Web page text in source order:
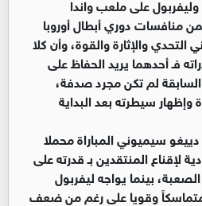
وليفربول على ملعب واندا
منافسات دوري أبطال أوروبا
والإثارة والقوة، وأن كلا
فـ أحدهما يريد الحفاظ على
السابقة لم تكن مجرد صدفة،
سيطرته بعد البداية
سيميوني المباراة محملا
لإقناع المنتقدين بـ قدرته على
بينما يواجه ليفربول
متماسكاً وقويا على رغم من ضعف